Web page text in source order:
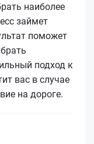
наиболее
займет
поможет
подход к
вас в случае
на дороге.